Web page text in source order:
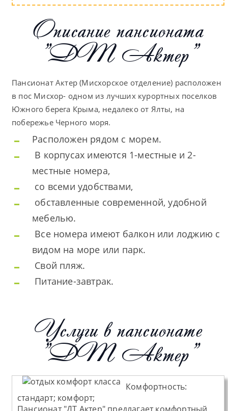
Описание пансионата
"ДТ Актер"
Пансионат Актер (Мисхорское отделение) расположен
в пос Мисхор- одном из лучших курортных поселков
Южного берега Крыма, недалеко от Ялты, на
побережье Черного моря.
Расположен рядом с морем.
В корпусах имеются 1-местные и 2-
местные номера,
со всеми удобствами,
обставленные современной, удобной
мебелью.
Все номера имеют балкон или лоджию с
видом на море или парк.
Свой пляж.
Питание-завтрак.
Услуги в пансионате
"ДТ Актер"
Комфортность:
стандарт; комфорт;